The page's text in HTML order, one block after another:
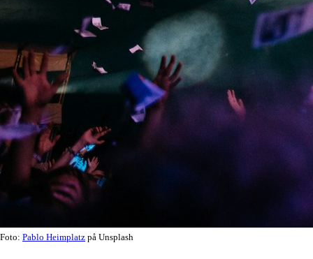
Foto: Pablo Heimplatz på Unsplash